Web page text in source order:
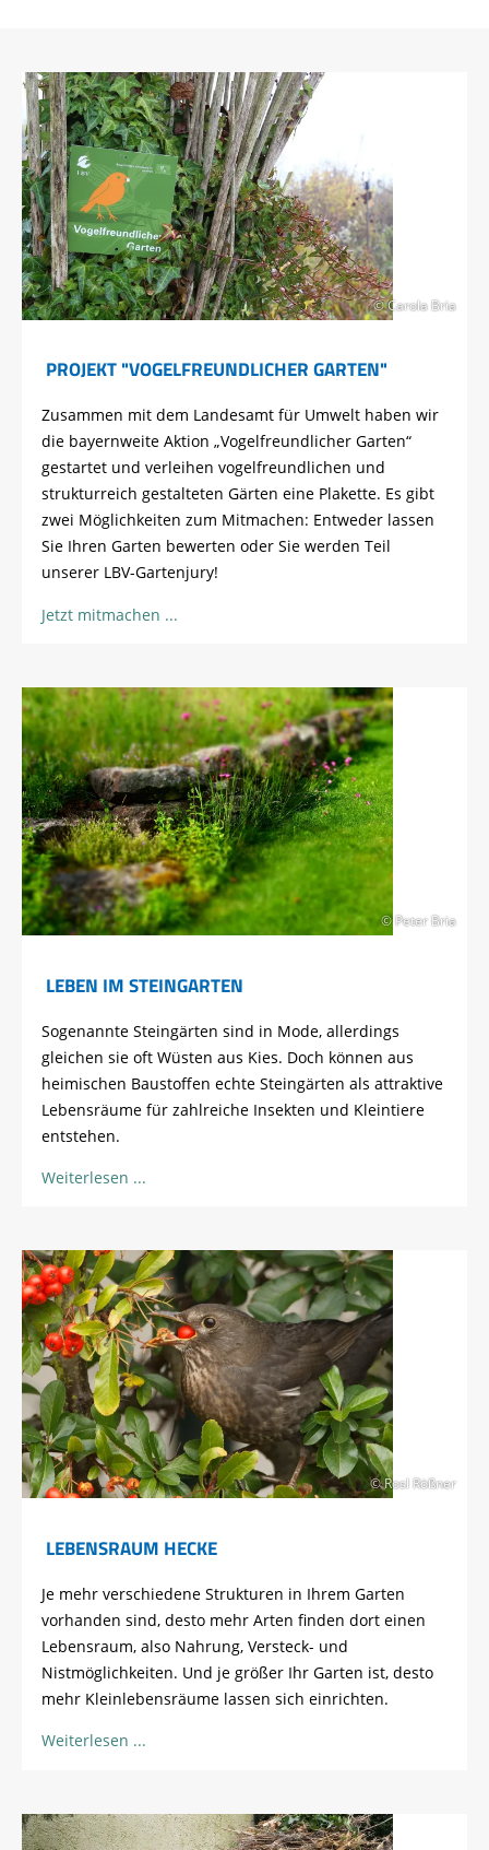
© Carola Bria
PROJEKT "VOGELFREUNDLICHER GARTEN"
Zusammen mit dem Landesamt für Umwelt haben wir
die bayernweite Aktion „Vogelfreundlicher Garten“
gestartet und verleihen vogelfreundlichen und
strukturreich gestalteten Gärten eine Plakette. Es gibt
zwei Möglichkeiten zum Mitmachen: Entweder lassen
Sie Ihren Garten bewerten oder Sie werden Teil
unserer LBV-Gartenjury!
Jetzt mitmachen
© Peter Bria
LEBEN IM STEINGARTEN
Sogenannte Steingärten sind in Mode, allerdings
gleichen sie oft Wüsten aus Kies. Doch können aus
heimischen Baustoffen echte Steingärten als attraktive
Lebensräume für zahlreiche Insekten und Kleintiere
entstehen.
Weiterlesen
© Rosl Rößner
LEBENSRAUM HECKE
Je mehr verschiedene Strukturen in Ihrem Garten
vorhanden sind, desto mehr Arten finden dort einen
Lebensraum, also Nahrung, Versteck- und
Nistmöglichkeiten. Und je größer Ihr Garten ist, desto
mehr Kleinlebensräume lassen sich einrichten.
Weiterlesen